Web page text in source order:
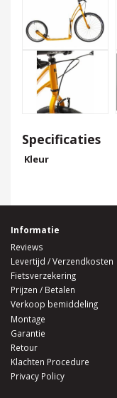
Specificaties
Kleur
Informatie
Reviews
Levertijd / Verzendkosten
Fietsverzekering
Prijzen / Betalen
Verkoop bemiddeling
Montage
Garantie
Retour
Klachten Procedure
Privacy Policy